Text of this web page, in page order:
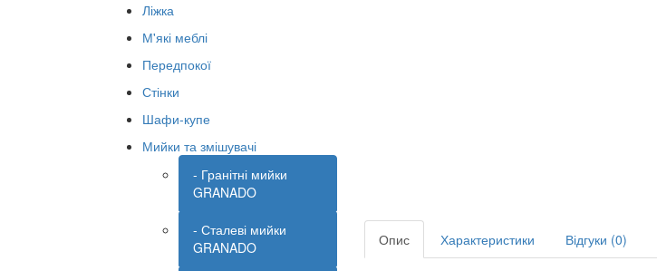
Ліжка
М'які меблі
Передпокої
Стінки
Шафи-купе
Мийки та змішувачі
- Гранітні мийки
GRANADO
- Сталеві мийки
GRANADO
Опис Характеристики Відгуки (0)